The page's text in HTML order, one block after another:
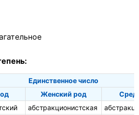
Единственное число
Женский род
абстракционистская